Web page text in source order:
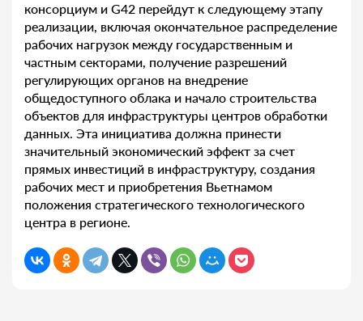
консорциум и G42 перейдут к следующему этапу
реализации, включая окончательное распределение
рабочих нагрузок между государственным и
частным секторами, получение разрешений
регулирующих органов на внедрение
общедоступного облака и начало строительства
объектов для инфраструктуры центров обработки
данных. Эта инициатива должна принести
значительный экономический эффект за счет
прямых инвестиций в инфраструктуру, создания
рабочих мест и приобретения Вьетнамом
положения стратегического технологического
центра в регионе.